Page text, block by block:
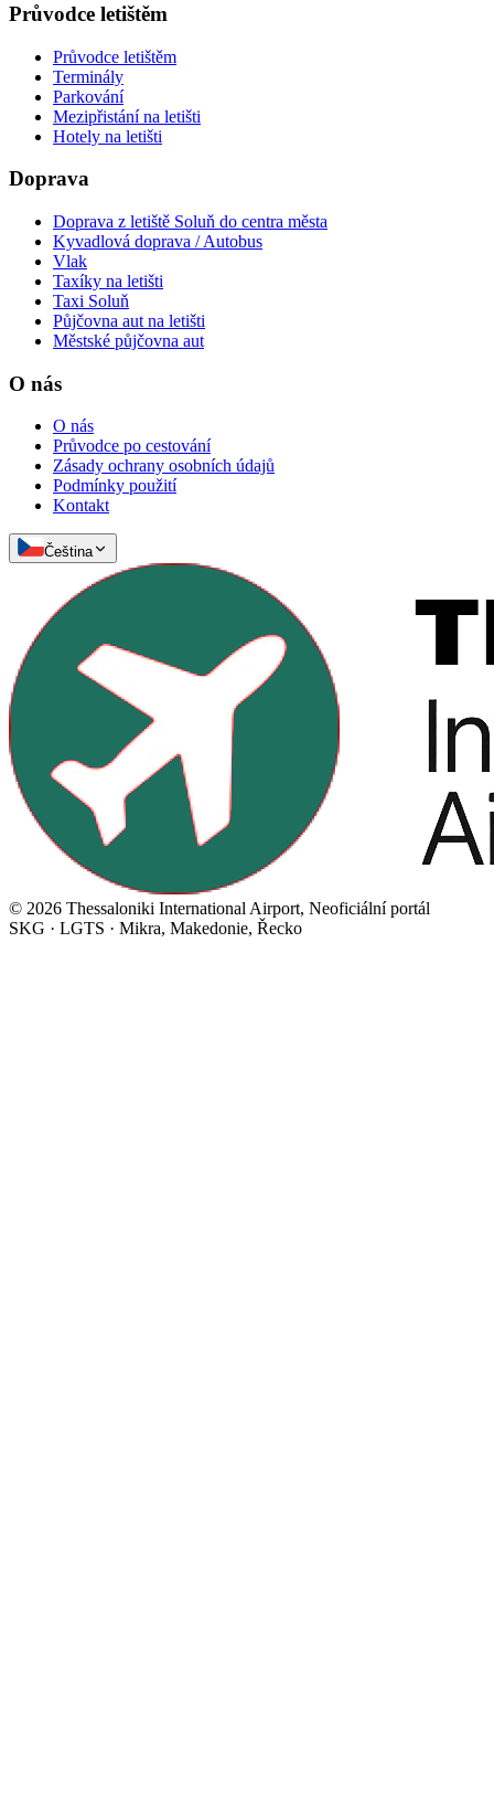
Průvodce letištěm
Průvodce letištěm
Terminály
Parkování
Mezipřistání na letišti
Hotely na letišti
Doprava
Doprava z letiště Soluň do centra města
Kyvadlová doprava / Autobus
Vlak
Taxíky na letišti
Taxi Soluň
Půjčovna aut na letišti
Městské půjčovna aut
O nás
O nás
Průvodce po cestování
Zásady ochrany osobních údajů
Podmínky použití
Kontakt
Čeština
© 2026 Thessaloniki International Airport, Neoficiální portál
SKG · LGTS · Mikra, Makedonie, Řecko